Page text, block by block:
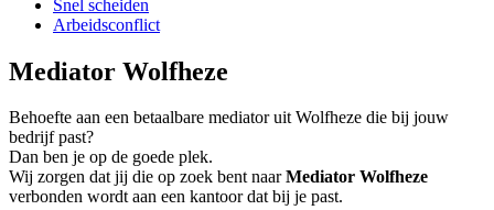
Snel scheiden
Arbeidsconflict
Mediator Wolfheze
Behoefte aan een betaalbare mediator uit Wolfheze die bij jouw
bedrijf past?
Dan ben je op de goede plek.
Wij zorgen dat jij die op zoek bent naarMediator Wolfheze
verbonden wordt aan een kantoor dat bij je past.